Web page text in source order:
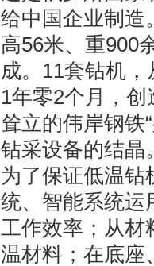
给中国企业制造
高56米、重900
成。11套钻机
1年零2个月，
耸立的伟岸钢铁
钻采设备的结晶
为了保证低温钻
统、智能系统运
工作效率；从材
温材料；在底座